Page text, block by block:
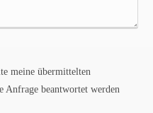
meine übermittelten
Anfrage beantwortet werden